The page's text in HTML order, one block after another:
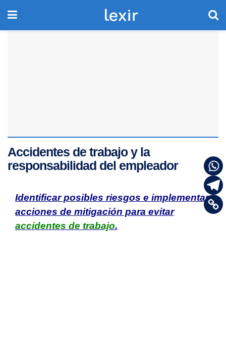
Accidentes de trabajo y la
responsabilidad del empleador
Identificar posibles riesgos e implementar
acciones de mitigación para evitar
accidentes de trabajo.